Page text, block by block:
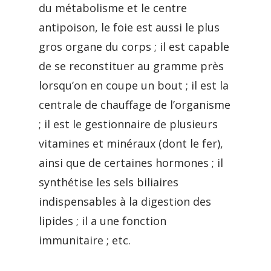
du métabolisme et le centre
antipoison, le foie est aussi le plus
gros organe du corps ; il est capable
de se reconstituer au gramme près
lorsqu’on en coupe un bout ; il est la
centrale de chauffage de l’organisme
; il est le gestionnaire de plusieurs
vitamines et minéraux (dont le fer),
ainsi que de certaines hormones ; il
synthétise les sels biliaires
indispensables à la digestion des
lipides ; il a une fonction
immunitaire ; etc.